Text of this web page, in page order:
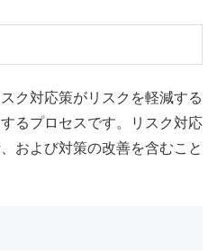
ク対応策がリスクを軽減する
るプロセスです。リスク対応
および対策の改善を含むこと